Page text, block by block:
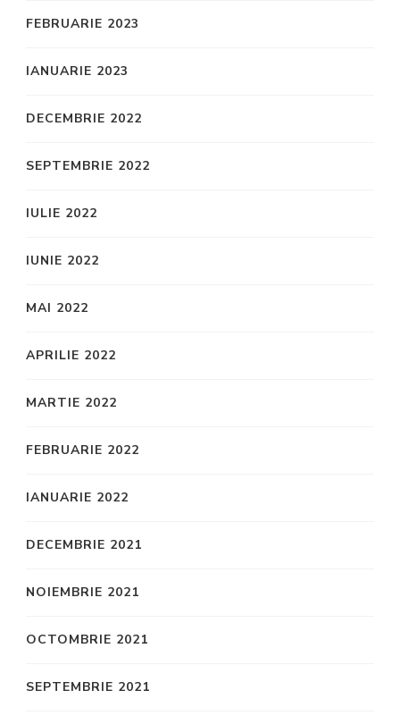
FEBRUARIE 2023
IANUARIE 2023
DECEMBRIE 2022
SEPTEMBRIE 2022
IULIE 2022
IUNIE 2022
MAI 2022
APRILIE 2022
MARTIE 2022
FEBRUARIE 2022
IANUARIE 2022
DECEMBRIE 2021
NOIEMBRIE 2021
OCTOMBRIE 2021
SEPTEMBRIE 2021